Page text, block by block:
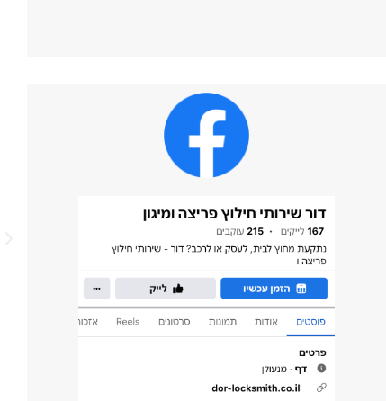
את הדלת של הדירה אחרי שננעלנו בחוץ. לא רק שהוא הגיע מהר, האדיבות,
יותר רגועים בתוך הלחץ שהיה לנו. כן ירבו אנשי מקצוע כאלה 🥰